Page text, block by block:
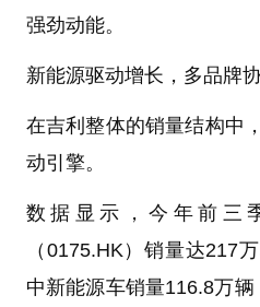
强劲动能。
新能源驱动增长，多品牌
在吉利整体的销量结构中
动引擎。
数据显示，今年前三
（0175.HK）销量达217
中新能源车销量116.8万